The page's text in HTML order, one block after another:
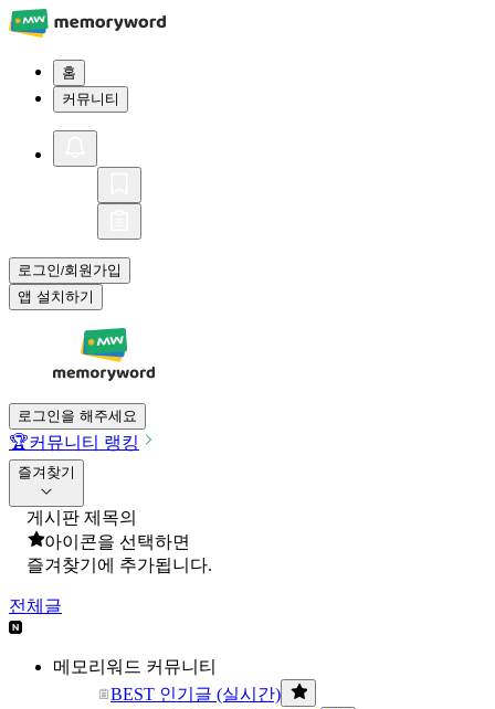
홈
커뮤니티
로그인/회원가입
앱 설치하기
로그인을 해주세요
🏆커뮤니티 랭킹
즐겨찾기
게시판 제목의
아이콘을 선택하면
즐겨찾기에 추가됩니다.
전체글
메모리워드 커뮤니티
BEST 인기글 (실시간)